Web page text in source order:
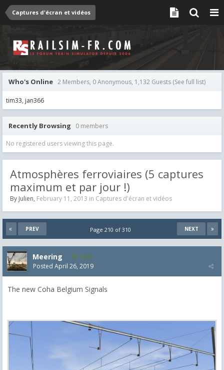
Captures d'écran et vidéos
Who's Online 2 Members, 0 Anonymous, 1,132 Guests (See full list)
tim33 jan366
Recently Browsing 0 members
No registered users viewing this page.
Atmosphères ferroviaires (5 captures
maximum et par jour !)
By Julien, February 11, 2013 in Captures d'écran et vidéos
PREV NEXT
Page 210 of 310
Meering 1,992
Posted April 26, 2019
The new Coha Belgium Signals